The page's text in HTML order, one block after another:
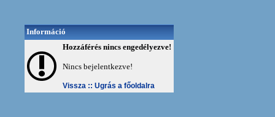
Információ
Hozzáférés nincs engedélyezve!
Nincs bejelentkezve!
Vissza :: Ugrás a főoldalra